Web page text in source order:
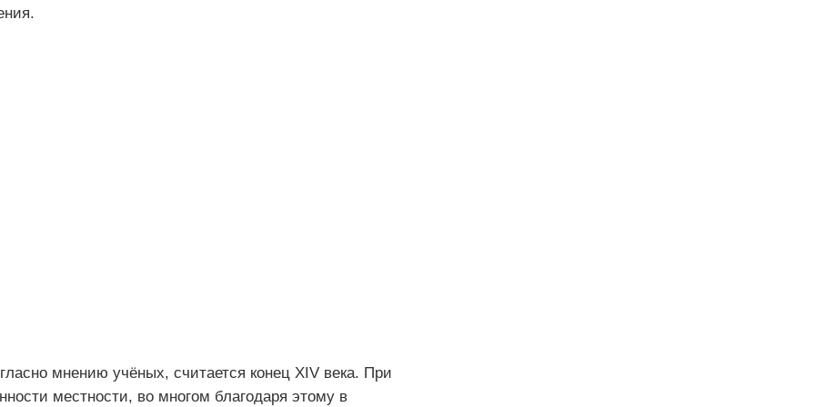
мнению учёных, считается конец XIV века. При
местности, во многом благодаря этому в